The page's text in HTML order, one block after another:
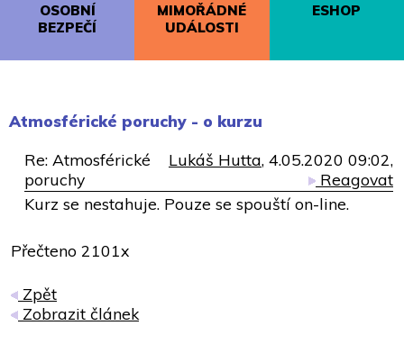
OSOBNÍ
BEZPEČÍ
MIMOŘÁDNÉ
UDÁLOSTI
ESHOP
Atmosférické poruchy - o kurzu
Re: Atmosférické
poruchy
Lukáš Hutta, 4.05.2020 09:02,
Reagovat
Kurz se nestahuje. Pouze se spouští on-line.
Přečteno 2101x
Zpět
Zobrazit článek